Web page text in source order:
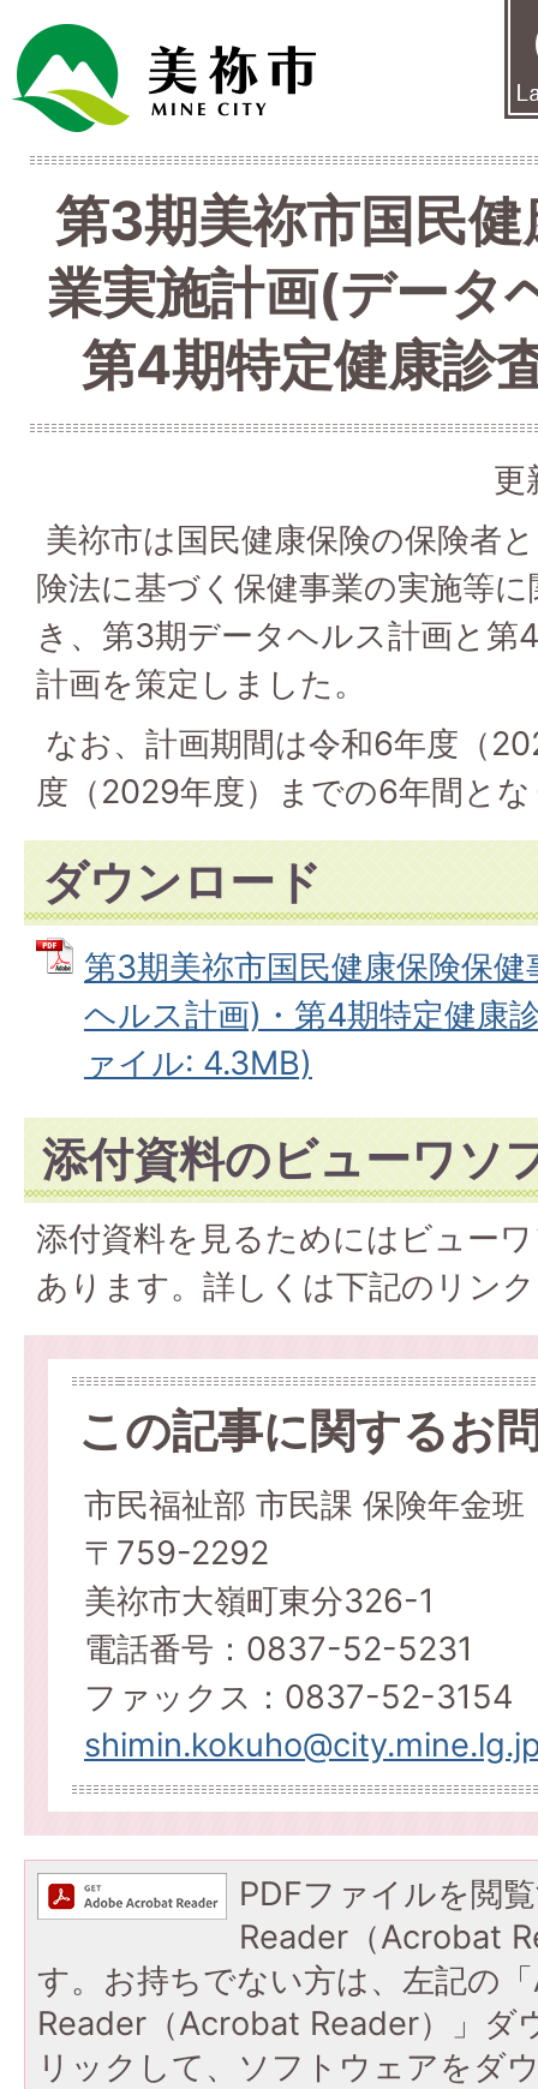
第3期美祢市国民
業実施計画(データ
第4期特定健康診
更
美祢市は国民健康保険の保険者
険法に基づく保健事業の実施等
き、第3期データヘルス計画と第
計画を策定しました。
なお、計画期間は令和6年度（
度（2029年度）までの6年間と
ダウンロード
第3期美祢市国民健康保険保
ヘルス計画)・第4期特定健康
ァイル: 4.3MB)
添付資料のビューワソ
添付資料を見るためにはビュー
あります。詳しくは下記のリン
この記事に関するお
市民福祉部 市民課 保険年金班
〒759-2292
美祢市大嶺町東分326-1
電話番号：0837-52-5231
ファックス：0837-52-3154
PDFファイルを閲
Reader（Acrobat
す。お持ちでない方は、左記の
Reader（Acrobat Reader）」ダ
リックして、ソフトウェアをダ